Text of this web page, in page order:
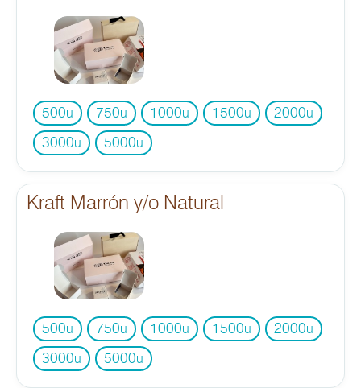
500u 750u 1000u 1500u 2000u
3000u 5000u
Kraft Marrón y/o Natural
500u 750u 1000u 1500u 2000u
3000u 5000u